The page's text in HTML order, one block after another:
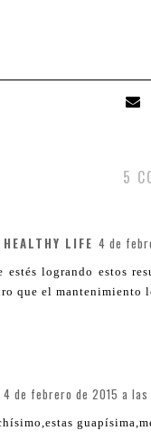
5
LIFE 4 de
estés logrando estos
que el mantenimiento
4 de febrero de 2015 a las